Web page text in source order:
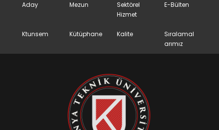
Aday Mezun
Sektörel
Hizmet
E-Bülten
Ktunsem Kütüphane Kalite
Sıralamal
arımız